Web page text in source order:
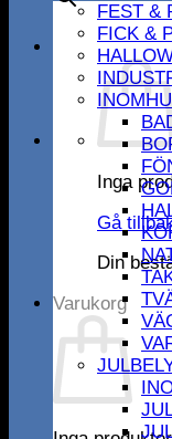
Inga
Gå
Din
Varukorg
FEST &
FICK &